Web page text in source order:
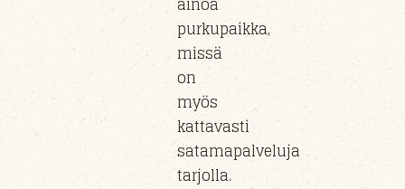
purkupaikka,
missä
on
myös
kattavasti
satamapalveluja
tarjolla.